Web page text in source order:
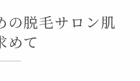
の脱毛サロン肌
めて